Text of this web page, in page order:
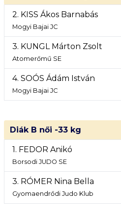
2. KISS Ákos Barnabás
Mogyi Bajai JC
3. KUNGL Márton Zsolt
Atomerőmű SE
4. SOÓS Ádám István
Mogyi Bajai JC
Diák B női -33 kg
1. FEDOR Anikó
Borsodi JUDO SE
3. RÓMER Nina Bella
Gyomaendrődi Judo Klub